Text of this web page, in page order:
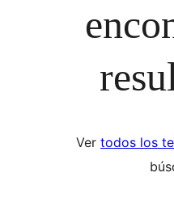
Ver todos los